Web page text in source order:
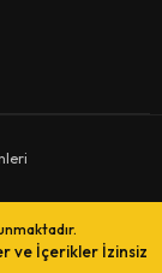
ve İçerikler İzinsiz